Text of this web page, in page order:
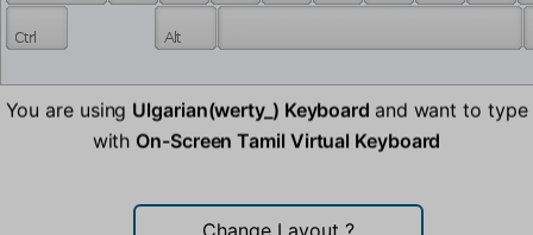
You are using Ulgarian(werty_) Keyboard and want to type
with On-Screen Tamil Virtual Keyboard
Change Layout ?